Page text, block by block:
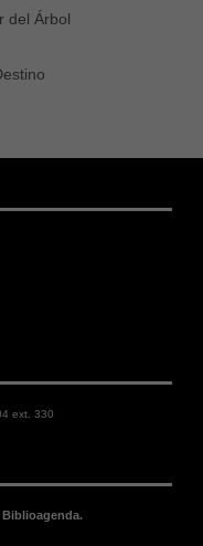
del Árbol
ext. 330
Biblioagenda.